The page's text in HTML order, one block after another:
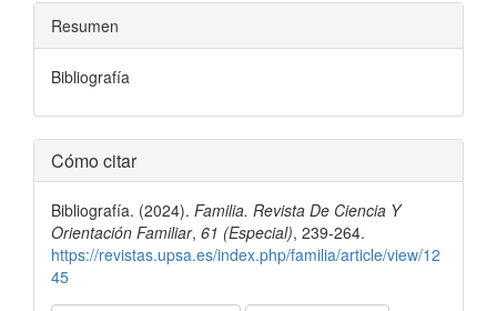
Resumen
Bibliografía
Detalles
del
artículo
Cómo citar
Bibliografía. (2024). Familia. Revista De Ciencia Y
Orientación Familiar, 61 (Especial), 239-264.
https://revistas.upsa.es/index.php/familia/article/view/12
45